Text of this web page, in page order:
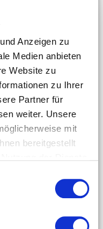
Anzeigen zu
Medien anbieten
Website zu
zu Ihrer
Partner für
weiter. Unsere
mit
bereitgestellt
fortgeschrittene
eine einfache
eine Anleitung, wie